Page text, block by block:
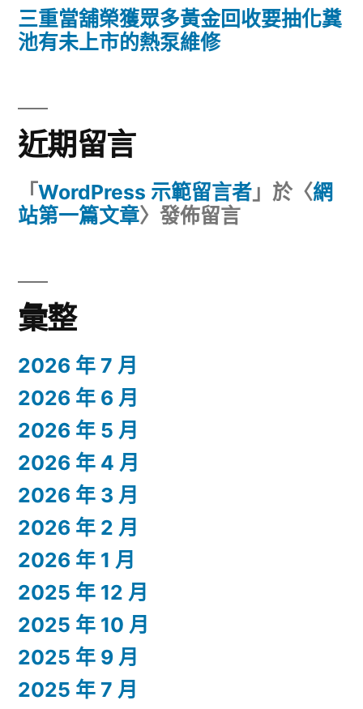
三重當舖榮獲眾多黃金回收要抽化糞
池有未上市的熱泵維修
近期留言
「 WordPress 示範留言者 」於〈網
站第一篇文章〉發佈留言
彙整
2026 年 7 月
2026 年 6 月
2026 年 5 月
2026 年 4 月
2026 年 3 月
2026 年 2 月
2026 年 1 月
2025 年 12 月
2025 年 10 月
2025 年 9 月
2025 年 7 月